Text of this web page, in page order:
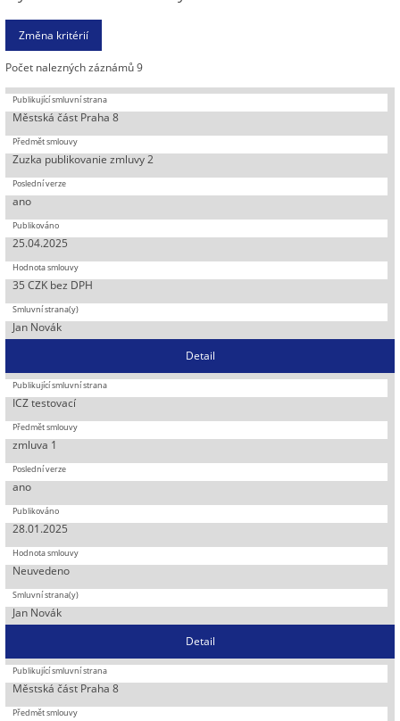
Počet nalezných záznámů 9
Městská část Praha 8
Zuzka publikovanie zmluvy 2
ano
25.04.2025
35 CZK bez DPH
Jan Novák
Detail
ICZ testovací
zmluva 1
ano
28.01.2025
Neuvedeno
Jan Novák
Detail
Městská část Praha 8